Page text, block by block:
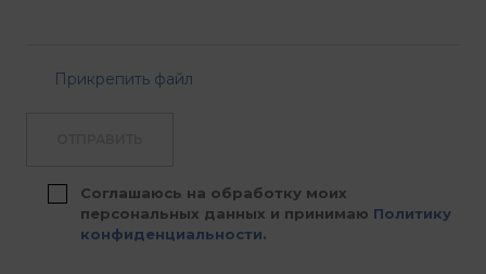
Прикрепить файл
Соглашаюсь на обработку моих
персональных данных и принимаю Политику
конфиденциальности.